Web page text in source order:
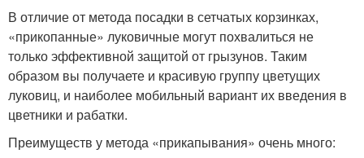
В отличие от метода посадки в сетчатых корзинках,
«прикопанные» луковичные могут похвалиться не
только эффективной защитой от грызунов. Таким
образом вы получаете и красивую группу цветущих
луковиц, и наиболее мобильный вариант их введения в
цветники и рабатки.
Преимуществ у метода «прикапывания» очень много: